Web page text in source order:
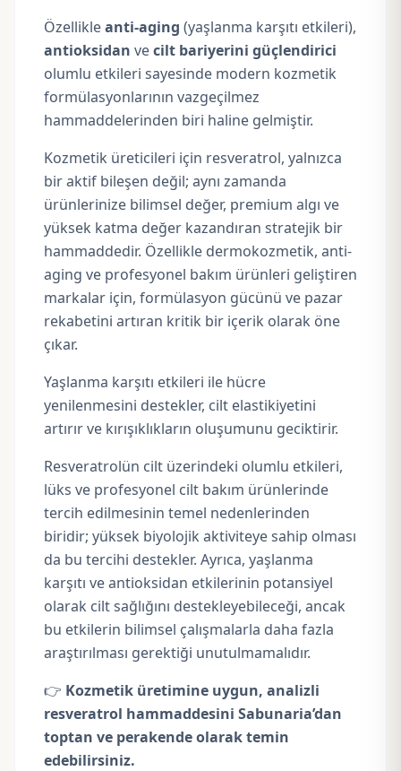
Özellikleanti-aging (yaşlanma karşıtı etkileri),
antioksidan vecilt bariyerini güçlendirici
olumlu etkileri sayesinde modern kozmetik
formülasyonlarının vazgeçilmez
hammaddelerinden biri haline gelmiştir.
Kozmetik üreticileri için resveratrol, yalnızca
bir aktif bileşen değil; aynı zamanda
ürünlerinize bilimsel değer, premium algı ve
yüksek katma değer kazandıran stratejik bir
hammaddedir. Özellikle dermokozmetik, anti-
aging ve profesyonel bakım ürünleri geliştiren
markalar için, formülasyon gücünü ve pazar
rekabetini artıran kritik bir içerik olarak öne
çıkar.
Yaşlanma karşıtı etkileri ile hücre
yenilenmesini destekler, cilt elastikiyetini
artırır ve kırışıklıkların oluşumunu geciktirir.
Resveratrolün cilt üzerindeki olumlu etkileri,
lüks ve profesyonel cilt bakım ürünlerinde
tercih edilmesinin temel nedenlerinden
biridir; yüksek biyolojik aktiviteye sahip olması
da bu tercihi destekler. Ayrıca, yaşlanma
karşıtı ve antioksidan etkilerinin potansiyel
olarak cilt sağlığını destekleyebileceği, ancak
bu etkilerin bilimsel çalışmalarla daha fazla
araştırılması gerektiği unutulmamalıdır.
👉 Kozmetik üretimine uygun, analizli
resveratrol hammaddesini Sabunaria’dan
toptan ve perakende olarak temin
edebilirsiniz.